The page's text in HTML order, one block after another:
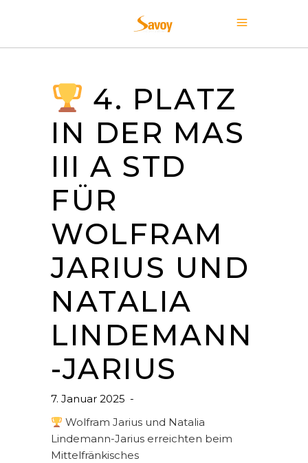
4. PLATZ
IN DER MAS
III A STD
FÜR
WOLFRAM
JARIUS UND
NATALIA
LINDEMANN
-JARIUS
7. Januar 2025
Wolfram Jarius und Natalia
Lindemann-Jarius erreichten beim
Mittelfränkisches